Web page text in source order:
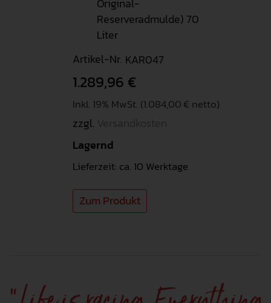
Original-
Reserveradmulde) 70
Liter
Artikel-Nr. KAR047
1.289,96 €
Inkl. 19% MwSt. (1.084,00 € netto)
zzgl.
Lagernd
Lieferzeit: ca. 10 Werktage
Zum Produkt